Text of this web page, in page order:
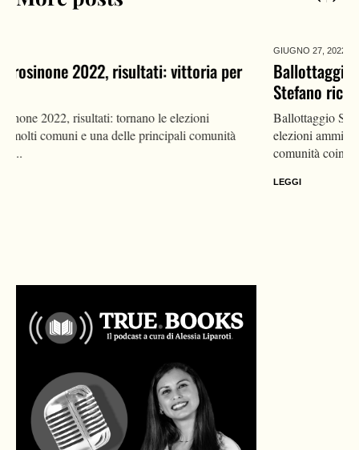
Ballottaggio Sesto San Giovanni 2022, risultati: Di
Ballottaggio Sesto San Giovanni 2022, risultati: tornano le
elezioni amministrative in molti comuni e una delle principali
comunità coinvolte è...